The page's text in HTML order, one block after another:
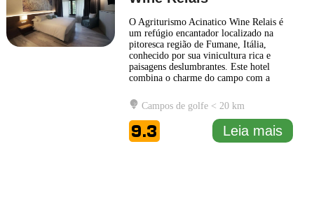
O Agriturismo Acinatico Wine Relais é
um refúgio encantador localizado na
pitoresca região de Fumane, Itália,
conhecido por sua vinicultura rica e
paisagens deslumbrantes. Este hotel
combina o charme do campo com a
uma experiência única para os hóspedes
que buscam um contato mais próximo
com a natureza e a cultura local. Os
quartos do Agriturismo Acinatico são
cuidadosamente
... Leia mais
Campos de golfe < 20 km
9.3 Leia mais